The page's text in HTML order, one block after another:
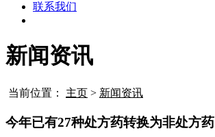
联系我们
新闻资讯
当前位置： 主页 > 新闻资讯
今年已有27种处方药转换为非处方药